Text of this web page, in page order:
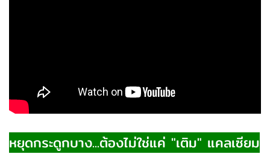
หยุดกระดูกบาง...ต้องไม่ใช่แค่ "เติม" แคลเซียม